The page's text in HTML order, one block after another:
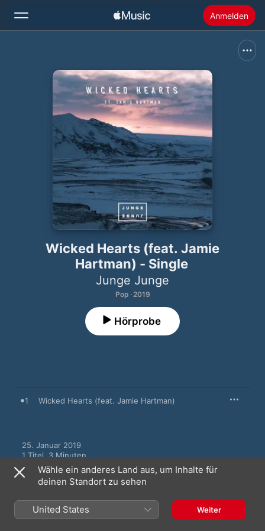
Anmelden
Startseite
Apple Music installieren
Wicked Hearts (feat. Jamie
Hartman) - Single
Junge Junge
Pop · 2019
Hörprobe
1 Wicked Hearts (feat. Jamie Hartman)
25. Januar 2019
1 Titel, 3 Minuten
℗ 2019 Grolle & Noack GbR, Under exclusive license to
Universal Music AB
Wähle ein anderes Land aus, um Inhalte für
deinen Standort zu sehen
United States Weiter